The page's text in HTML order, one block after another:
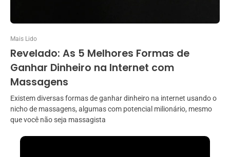
Mais Lido
Revelado: As 5 Melhores Formas de
Ganhar Dinheiro na Internet com
Massagens
Existem diversas formas de ganhar dinheiro na internet usando o
nicho de massagens, algumas com potencial milionário, mesmo
que você não seja massagista